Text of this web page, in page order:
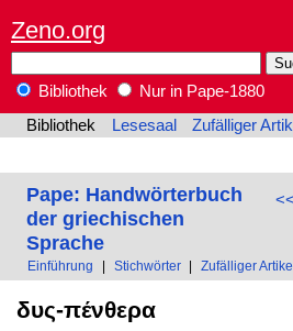
Zeno.org
Bibliothek
Nur in Pape-1880
Bibliothek
Lesesaal Zufälliger
Pape: Handwörterbuch
der griechischen
Sprache
Einführung Stichwörter Zufälliger Artikel
δυς-πένθερα